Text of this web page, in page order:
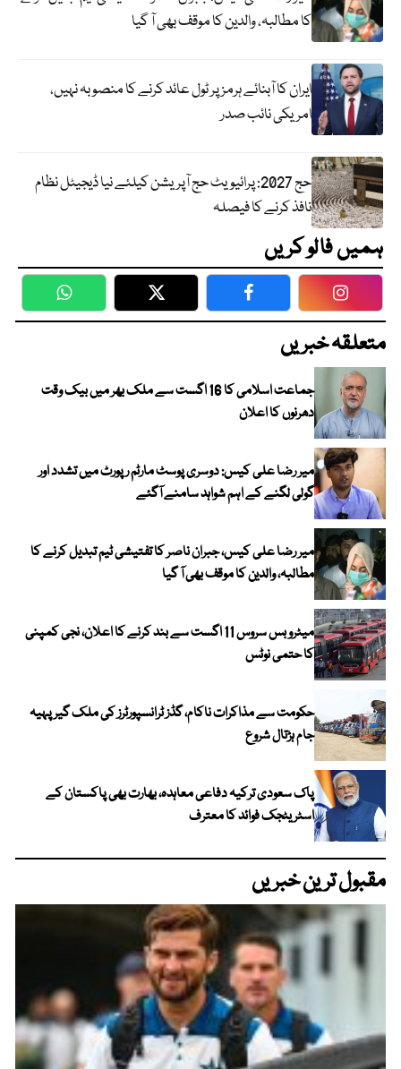
کا مطالبہ، والدین کا موقف بھی آ گیا
ایران کا آبنائے ہرمز پر ٹول عائد کرنے کا منصوبہ نہیں،
امریکی نائب صدر
حج 2027: پرائیویٹ حج آپریشن کیلئے نیا ڈیجیٹل نظام
نافذ کرنے کا فیصلہ
ہمیں فالو کریں
WhatsApp Twitter Facebook
متعلقہ خبریں
جماعت اسلامی کا 16 اگست سے ملک بھر میں بیک وقت
دھرنوں کا اعلان
میر رضا علی کیس: دوسری پوسٹ مارٹم رپورٹ میں تشدد اور
گولی لگنے کے اہم شواہد سامنے آگئے
میر رضا علی کیس، جبران ناصر کا تفتیشی ٹیم تبدیل کرنے کا
مطالبہ، والدین کا موقف بھی آ گیا
میٹرو بس سروس 11 اگست سے بند کرنے کا اعلان، نجی کمپنی
کا حتمی نوٹس
حکومت سے مذاکرات ناکام، گڈز ٹرانسپورٹرز کی ملک گیر پہیہ
جام ہڑتال شروع
پاک سعودی ترکیہ دفاعی معاہدہ، بھارت بھی پاکستان کے
اسٹریٹجک فوائد کا معترف
مقبول ترین خبریں